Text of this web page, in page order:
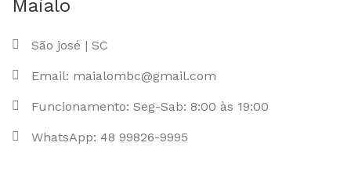
Maialo
São josé | SC
Email: maialombc@gmail.com
Funcionamento: Seg-Sab: 8:00 às 19:00
WhatsApp: 48 99826-9995